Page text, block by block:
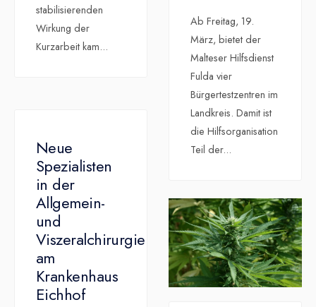
stabilisierenden
Wirkung der
Kurzarbeit kam...
Ab Freitag, 19.
März, bietet der
Malteser Hilfsdienst
Fulda vier
Bürgertestzentren im
Landkreis. Damit ist
die Hilfsorganisation
Teil der...
Neue
Spezialisten
in der
Allgemein-
und
Viszeralchirurgie
am
Krankenhaus
Eichhof